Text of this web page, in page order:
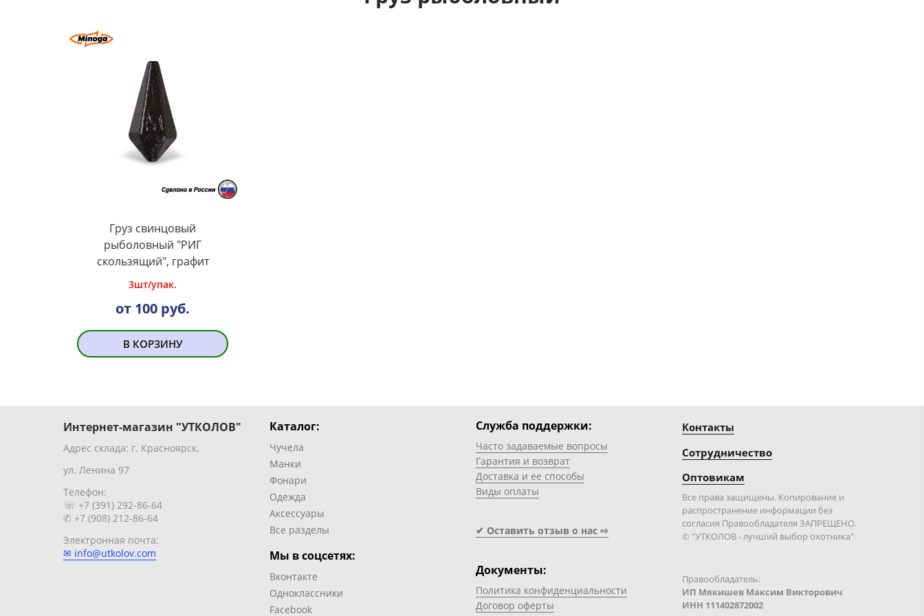
Груз свинцовый
рыболовный "РИГ
скользящий", графит
3шт/упак.
от 100 руб.
В КОРЗИНУ
Интернет-магазин "УТКОЛОВ"
Адрес склада: г. Красноярск,
ул. Ленина 97
Телефон:
☏ +7 (391) 292-86-64
✆ +7 (908) 212-86-64
Электронная почта:
✉ info@utkolov.com
Каталог:
Чучела
Манки
Фонари
Одежда
Аксессуары
Все разделы
Мы в соцсетях:
Вконтакте
Одноклассники
Facebook
Служба поддержки:
Часто задаваемые вопросы
Гарантия и возврат
Доставка и ее способы
Виды оплаты
✔ Оставить отзыв о нас ⇨
Документы:
Политика конфиденциальности
Договор оферты
Контакты
Сотрудничество
Оптовикам
Все права защищены. Копирование и
распространение информации без
согласия Правообладателя ЗАПРЕЩЕНО.
© "УТКОЛОВ - лучший выбор охотника"
Правообладатель:
ИП Мякишев Максим Викторович
ИНН 111402872002